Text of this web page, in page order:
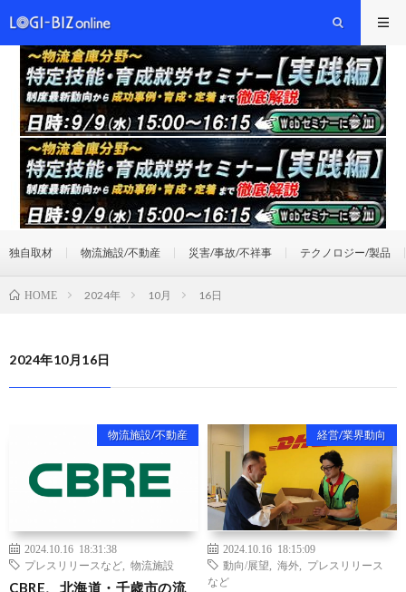
独自取材 物流施設/不動産 災害/事故/不祥事 テクノロジー/製品
HOME 2024年 10月 16日
2024年10月16日
物流施設/不動産
2024.10.16 18:31:38
プレスリリースなど
物流施設
CBRE、北海道・千歳市の流
経営/業界動向
2024.10.16 18:15:09
動向/展望
海外
プレスリリース
など